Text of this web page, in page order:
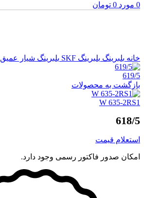
0 مورد 0 تومان
خانه بلبرینگ بلبرینگ SKF بلبرینگ شیار عمیق SKF
619/5
بازگشت به محصولات
W 635-2RS1
618/5
استعلام قیمت
امکان صدور فاکتور رسمی وجود دارد.